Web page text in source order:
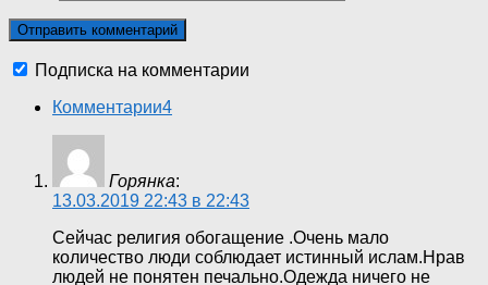
Подписка на комментарии
Комментарии4
Горянка:
13.03.2019 22:43 в 22:43
Сейчас религия обогащение .Очень мало
количество люди соблюдает истинный ислам.Нрав
людей не понятен печально.Одежда ничего не